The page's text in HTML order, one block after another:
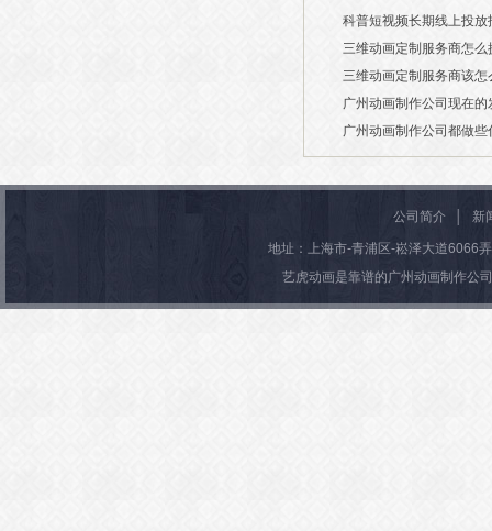
科普短视频长期线上投
2026/07/21
三维动画定制服务商怎么
2026/03/19
三维动画定制服务商该怎
2026/03/13
广州动画制作公司现在的
2026/03/06
广州动画制作公司都做些
2026/03/04
公司简介 新
地址：上海市-青浦区-崧泽大道6066
艺虎动画是靠谱的广州动画制作公